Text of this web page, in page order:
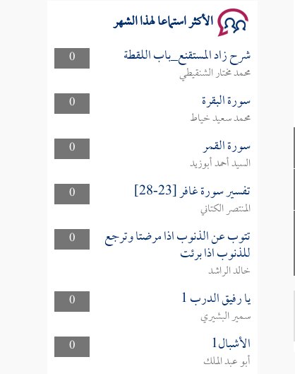
الأكثر استماعا لهذا الشهر
0 شرح زاد المستقنع_باب اللقطة
محمد مختار الشنقيطي
0
سورة البقرة
محمد سعيد خياط
0
سورة القمر
السيد أحمد أبوزيد
0
تفسير سورة غافر [23-28]
المنتصر الكتاني
0
تتوب عن الذنوب اذا مرضتا وترجع
للذنوب اذا برئت
خالد الراشد
0
يا رفيق الدرب 1
سمير البشيري
0
الأشبال1
أبو عبد الملك